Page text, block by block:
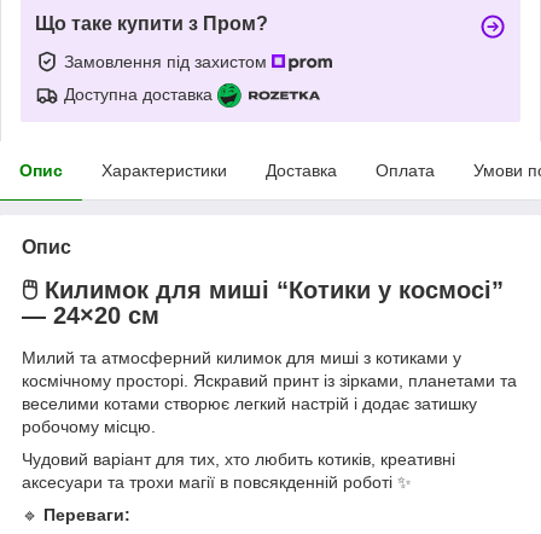
Що таке купити з Пром?
Замовлення під захистом
Доступна доставка
Опис Характеристики Доставка Оплата Умови
Опис
🖱️ Килимок для миші “Котики у космосі”
— 24×20 см
Милий та атмосферний килимок для миші з котиками у
космічному просторі. Яскравий принт із зірками, планетами та
веселими котами створює легкий настрій і додає затишку
робочому місцю.
Чудовий варіант для тих, хто любить котиків, креативні
аксесуари та трохи магії в повсякденній роботі ✨
🔹 Переваги: